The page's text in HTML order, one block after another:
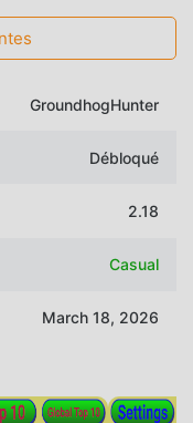
GroundhogHunter
Débloqué
2.18
Casual
March 18, 2026